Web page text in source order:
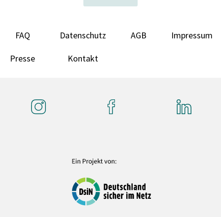
FAQ Datenschutz AGB Impressum
Presse Kontakt